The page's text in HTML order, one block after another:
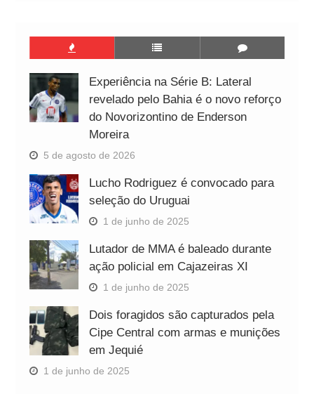
Experiência na Série B: Lateral
revelado pelo Bahia é o novo reforço
do Novorizontino de Enderson
Moreira
5 de agosto de 2026
Lucho Rodriguez é convocado para
seleção do Uruguai
1 de junho de 2025
Lutador de MMA é baleado durante
ação policial em Cajazeiras XI
1 de junho de 2025
Dois foragidos são capturados pela
Cipe Central com armas e munições
em Jequié
1 de junho de 2025